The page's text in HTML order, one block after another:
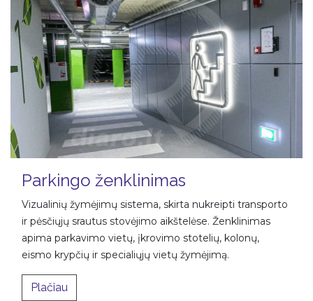
Parkingo ženklinimas
Vizualinių žymėjimų sistema, skirta nukreipti transporto
ir pėsčiųjų srautus stovėjimo aikštelėse. Ženklinimas
apima parkavimo vietų, įkrovimo stotelių, kolonų,
eismo krypčių ir specialiųjų vietų žymėjimą.
Plačiau